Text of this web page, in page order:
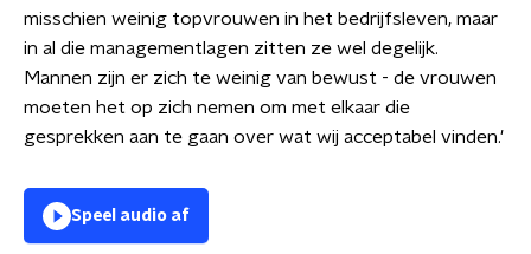
misschien weinig topvrouwen in het bedrijfsleven, maar
in al die managementlagen zitten ze wel degelijk.
Mannen zijn er zich te weinig van bewust - de vrouwen
moeten het op zich nemen om met elkaar die
gesprekken aan te gaan over wat wij acceptabel vinden.'
Speel audio af